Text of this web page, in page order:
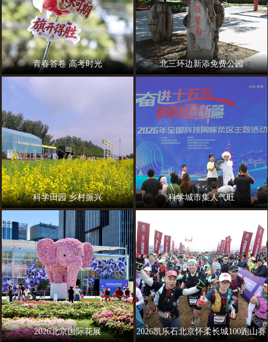
青春答卷 高考时光 北三环边新添免费公园
科学田园 乡村振兴 科学城市集人气旺
2026北京国际花展 2026凯乐石北京怀柔长城100跑山赛